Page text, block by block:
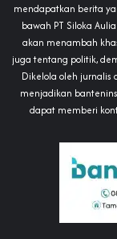
mendapatkan berita
bawah PT Siloka
akan menambah
juga tentang politik,
Dikelola oleh jurnalis
menjadikan
dapat memberi